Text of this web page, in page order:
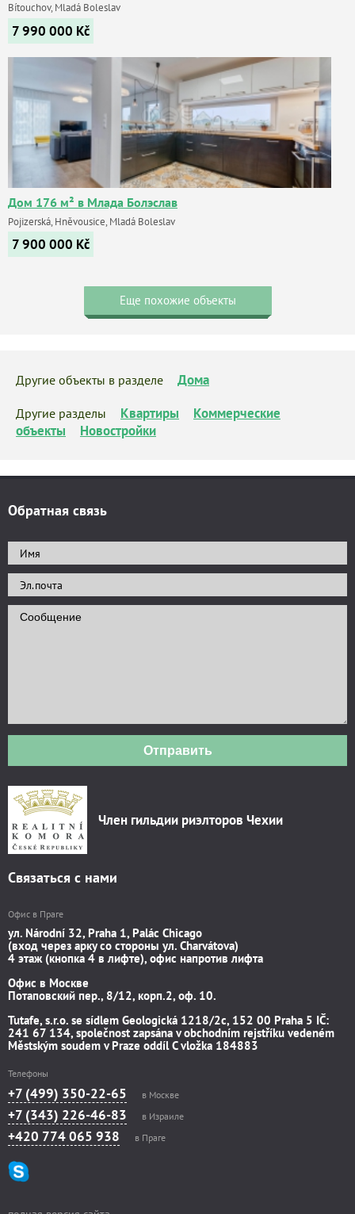
Bítouchov, Mladá Boleslav
7 990 000 Kč
Дом 176 м² в Млада Болэслав
Pojizerská, Hněvousice, Mladá Boleslav
7 900 000 Kč
Еще похожие объекты
Другие объекты в разделе Дома
Другие разделы Квартиры
Коммерческие
объекты
Новостройки
Обратная связь
Отправить
Член гильдии риэлторов Чехии
Связаться с нами
Офис в Праге
ул. Národní 32, Praha 1, Palác Chicago
(вход через арку со стороны ул. Charvátova)
4 этаж (кнопка 4 в лифте), офис напротив лифта
Офис в Москве
Потаповский пер., 8/12, корп.2, оф. 10.
Tutafe, s.r.o. se sídlem Geologická 1218/2c, 152 00 Praha 5 IČ:
241 67 134, společnost zapsána v obchodním rejstříku vedeném
Městským soudem v Praze oddíl C vložka 184883
Телефоны
+7 (499) 350-22-65 в Москве
+7 (343) 226-46-83 в Израиле
+420 774 065 938 в Праге